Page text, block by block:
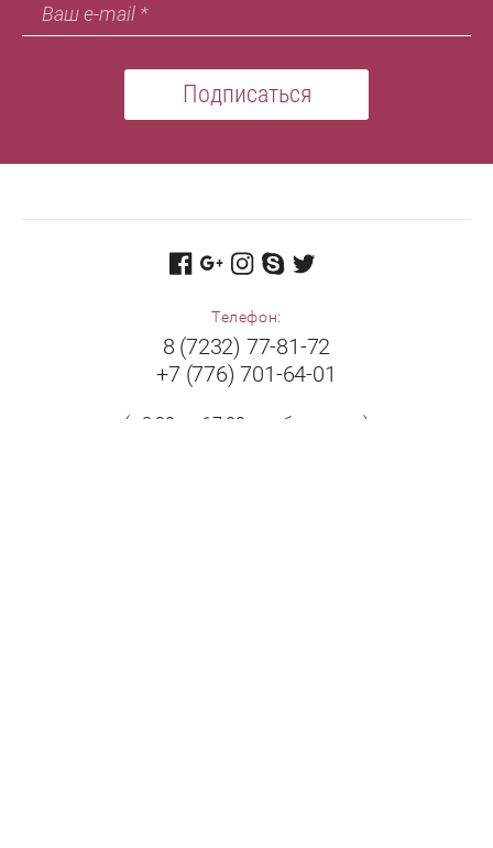
Подписаться
Телефон:
8 (7232) 77-81-72
+7 (776) 701-64-01
(с 8:30 до 17:00 в рабочие дни)